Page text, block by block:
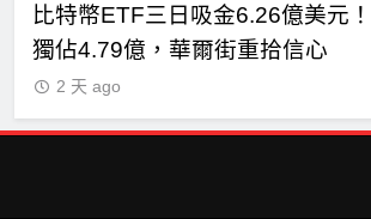
比特幣ETF三日吸金6.26億美元
獨佔4.79億，華爾街重拾信心
2 天 ago